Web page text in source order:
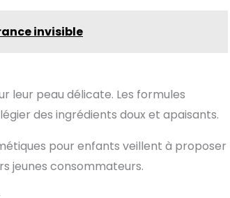
invisible
leur peau délicate. Les formules
des ingrédients doux et apaisants.
pour enfants veillent à proposer
jeunes consommateurs.